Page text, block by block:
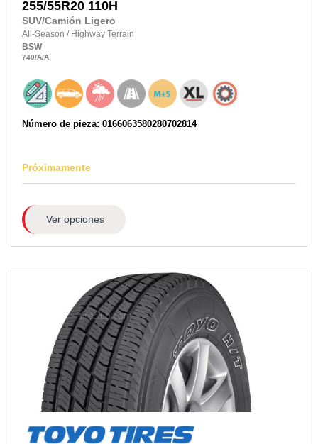
255/55R20 110H
SUV/Camión Ligero
All-Season / Highway Terrain
BSW
740/A/A
Número de pieza: 0166063580280702814
Próximamente
Ver opciones